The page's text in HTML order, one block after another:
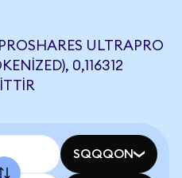
ULTRAPRO
0,116312
SQQQON